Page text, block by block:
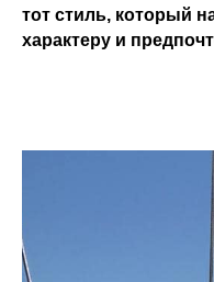
тот стиль, который
характеру и